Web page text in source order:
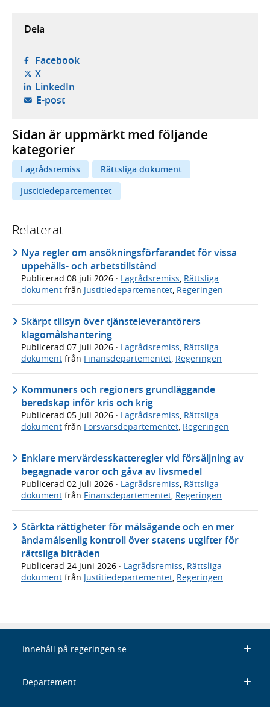
Dela
Facebook- öppnas i ny flik, extern webbplats,
X- öppnas i ny flik, extern webbplats,
LinkedIn- öppnas i ny flik, extern webbplats,
E-post- öppnar din e-postklient,
Sidan är uppmärkt med följande
kategorier
Lagrådsremiss
Rättsliga dokument
Justitiedepartementet
Relaterat
Nya regler om ansökningsförfarandet för vissa
uppehålls- och arbetstillstånd
Publicerad 08 juli 2026 · Lagrådsremiss, Rättsliga
dokument från Justitiedepartementet, Regeringen
Skärpt tillsyn över tjänsteleverantörers
klagomålshantering
Publicerad 07 juli 2026 · Lagrådsremiss, Rättsliga
dokument från Finansdepartementet, Regeringen
Kommuners och regioners grundläggande
beredskap inför kris och krig
Publicerad 05 juli 2026 · Lagrådsremiss, Rättsliga
dokument från Försvarsdepartementet, Regeringen
Enklare mervärdesskatteregler vid försäljning av
begagnade varor och gåva av livsmedel
Publicerad 02 juli 2026 · Lagrådsremiss, Rättsliga
dokument från Finansdepartementet, Regeringen
Stärkta rättigheter för målsägande och en mer
ändamålsenlig kontroll över statens utgifter för
rättsliga biträden
Publicerad 24 juni 2026 · Lagrådsremiss Rättsliga
dokument från Justitiedepartementet Regeringen
Innehåll på regeringen.se
Departement